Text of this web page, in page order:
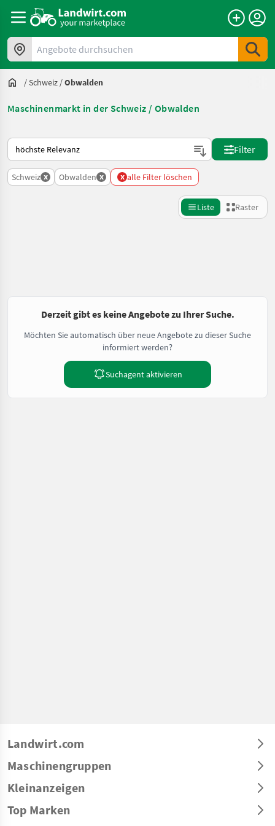
Angebote durchsuchen
/Schweiz /Obwalden
Maschinenmarkt in der Schweiz / Obwalden
So wird auf Landwirt.com sortiert
Filter
Schweiz x Obwalden x x alle Filter löschen
Liste Raster
Derzeit gibt es keine Angebote zu Ihrer Suche.
Möchten Sie automatisch über neue Angebote zu dieser Suche
informiert werden?
Suchagent aktivieren
Landwirt.com
Maschinengruppen
Kleinanzeigen
Top Marken